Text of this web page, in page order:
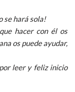
se hará sola!
hacer con él os
os puede ayudar,
leer y feliz inicio